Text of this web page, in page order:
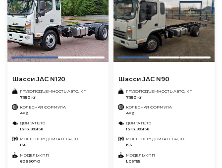
Шасси JAC N120
ГРУЗОПОДЪЕМНОСТЬ АВТО, КГ
7950 кг
КОЛЕСНАЯ ФОРМУЛА
4×2
ДВИГАТЕЛЬ
ISF3.8s5168
МОЩНОСТЬ ДВИГАТЕЛЯ, Л.С.
166
МОДЕЛЬ КПП
6DS60T-D
Шасси JAC N90
ГРУЗОПОДЪЕМНОСТЬ АВТО, КГ
7950 кг
КОЛЕСНАЯ ФОРМУЛА
4×2
ДВИГАТЕЛЬ
ISF3.8s5168
МОЩНОСТЬ ДВИГАТЕЛЯ, Л.С.
156
МОДЕЛЬ КПП
LC6T55